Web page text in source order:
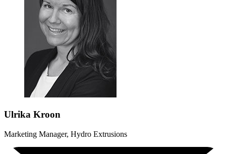
Ulrika Kroon
Marketing Manager, Hydro Extrusions